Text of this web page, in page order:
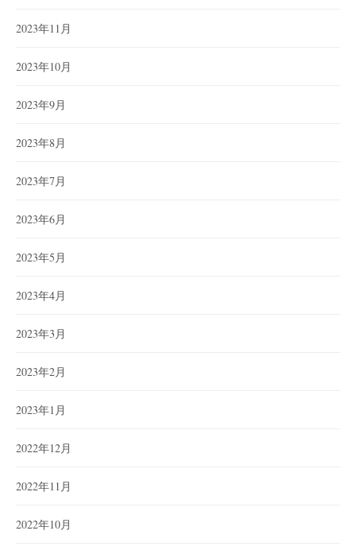
2023年11月
2023年10月
2023年9月
2023年8月
2023年7月
2023年6月
2023年5月
2023年4月
2023年3月
2023年2月
2023年1月
2022年12月
2022年11月
2022年10月